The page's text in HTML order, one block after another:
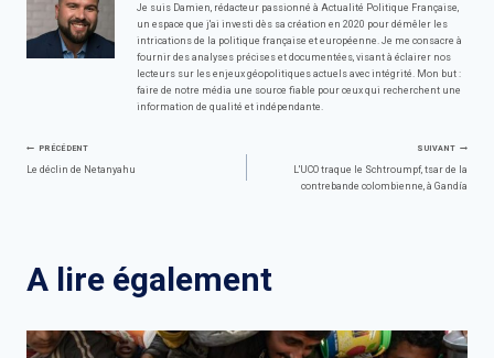
Je suis Damien, rédacteur passionné à Actualité Politique Française,
un espace que j'ai investi dès sa création en 2020 pour démêler les
intrications de la politique française et européenne. Je me consacre à
fournir des analyses précises et documentées, visant à éclairer nos
lecteurs sur les enjeux géopolitiques actuels avec intégrité. Mon but :
faire de notre média une source fiable pour ceux qui recherchent une
information de qualité et indépendante.
Navigation
PRÉCÉDENT
Le déclin de Netanyahu
SUIVANT
L'UCO traque le Schtroumpf, tsar de la
contrebande colombienne, à Gandía
A lire également